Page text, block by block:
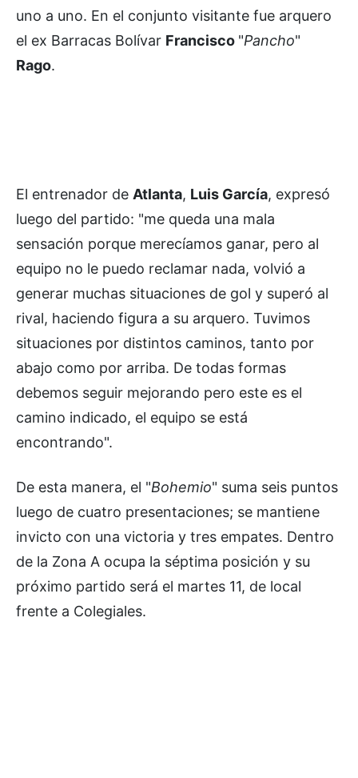
uno a uno. En el conjunto visitante fue arquero
el ex Barracas Bolívar Francisco "Pancho"
Rago.
El entrenador de Atlanta, Luis García, expresó
luego del partido: "me queda una mala
sensación porque merecíamos ganar, pero al
equipo no le puedo reclamar nada, volvió a
generar muchas situaciones de gol y superó al
rival, haciendo figura a su arquero. Tuvimos
situaciones por distintos caminos, tanto por
abajo como por arriba. De todas formas
debemos seguir mejorando pero este es el
camino indicado, el equipo se está
encontrando".
De esta manera, el "Bohemio" suma seis puntos
luego de cuatro presentaciones; se mantiene
invicto con una victoria y tres empates. Dentro
de la Zona A ocupa la séptima posición y su
próximo partido será el martes 11, de local
frente a Colegiales.